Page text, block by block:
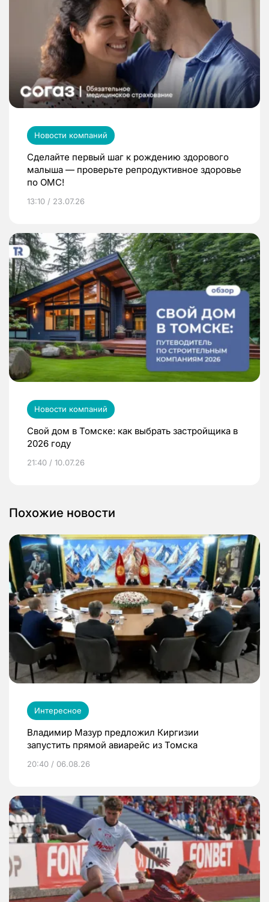
Новости компаний
Сделайте первый шаг к рождению здорового
малыша — проверьте репродуктивное здоровье
по ОМС!
13:10 / 23.07.26
Новости компаний
Свой дом в Томске: как выбрать застройщика в
2026 году
21:40 / 10.07.26
Похожие новости
Интересное
Владимир Мазур предложил Киргизии
запустить прямой авиарейс из Томска
20:40 / 06.08.26